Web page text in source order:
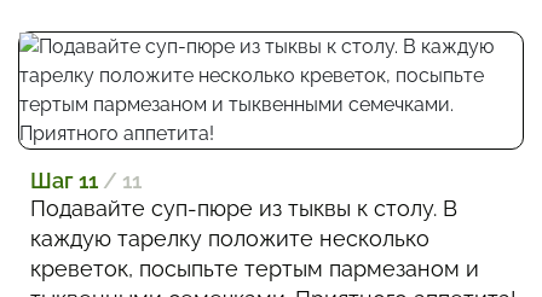
Шаг 11 / 11
Подавайте суп-пюре из тыквы к столу. В
каждую тарелку положите несколько
креветок, посыпьте тертым пармезаном и